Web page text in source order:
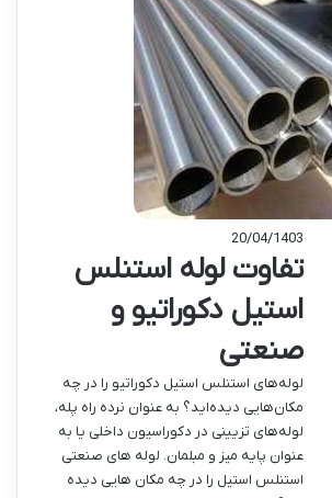
20/04/1403
تفاوت لوله استنلس
استیل دکوراتیو و
صنعتی
لوله‌‌های استنلس استیل دکوراتیو را در چه
مکان‌‌هایی دیده‌‌اید؟ به عنوان نرده راه‌ پله،
لوله‌‌های تزیینی در دکوراسیون داخلی یا به
عنوان پایه میز و مبلمان. لوله‌ های صنعتی
استنلس استیل را در چه مکان‌ هایی دیده